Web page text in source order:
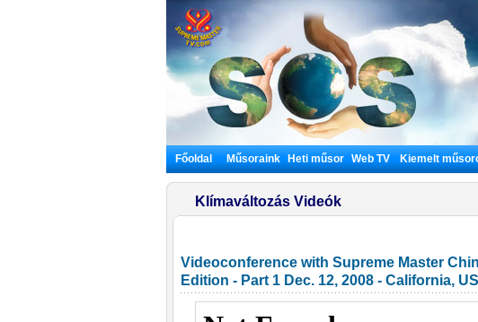
Főoldal Műsoraink Heti műsor Web TV Kiemelt
Klímaváltozás Videók
Videoconference with Supreme Master
Edition - Part 1 Dec. 12, 2008 - California,